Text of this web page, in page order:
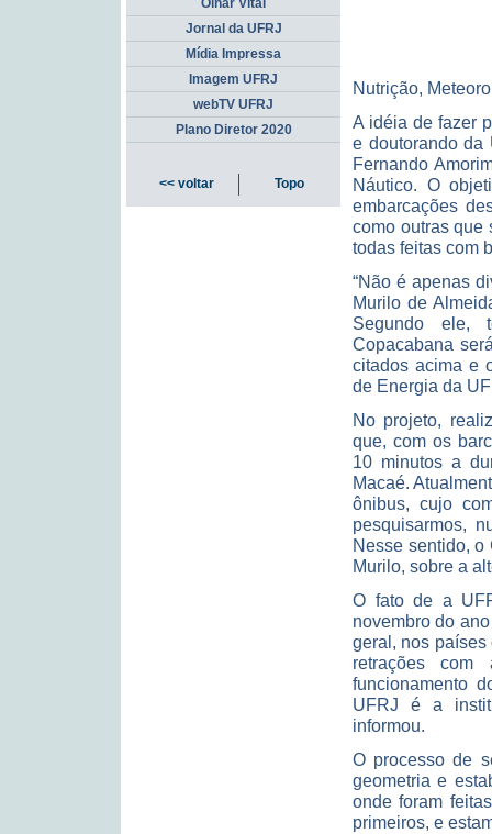
Nutrição,
A idéia de fazer
e doutorando da
Fernando
Náutico. O
embarcações
como outras que
todas feitas com
“Não é apenas
Murilo de
Segundo ele,
Copacabana
citados acima e
de Energia da
No projeto,
que, com os
10 minutos a
Macaé.
ônibus, cujo
pesquisarmos,
Nesse sentido, o
Murilo, sobre a
O fato de a
novembro do
geral, nos
retrações
funcionamento
UFRJ é a
informou.
O processo de
geometria e
onde foram
primeiros, e
Olhar Vital
Jornal da UFRJ
Mídia Impressa
Imagem UFRJ
webTV UFRJ
Plano Diretor 2020
<< voltar Topo